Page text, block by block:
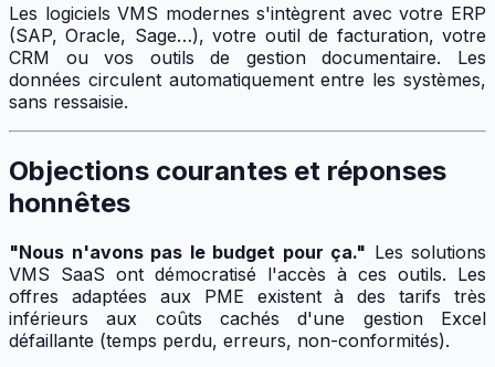
Les logiciels VMS modernes s'intègrent avec votre ERP
(SAP, Oracle, Sage…), votre outil de facturation, votre
CRM ou vos outils de gestion documentaire. Les
données circulent automatiquement entre les systèmes,
sans ressaisie.
Objections courantes et réponses
honnêtes
"Nous n'avons pas le budget pour ça." Les solutions
VMS SaaS ont démocratisé l'accès à ces outils. Les
offres adaptées aux PME existent à des tarifs très
inférieurs aux coûts cachés d'une gestion Excel
défaillante (temps perdu, erreurs, non-conformités).